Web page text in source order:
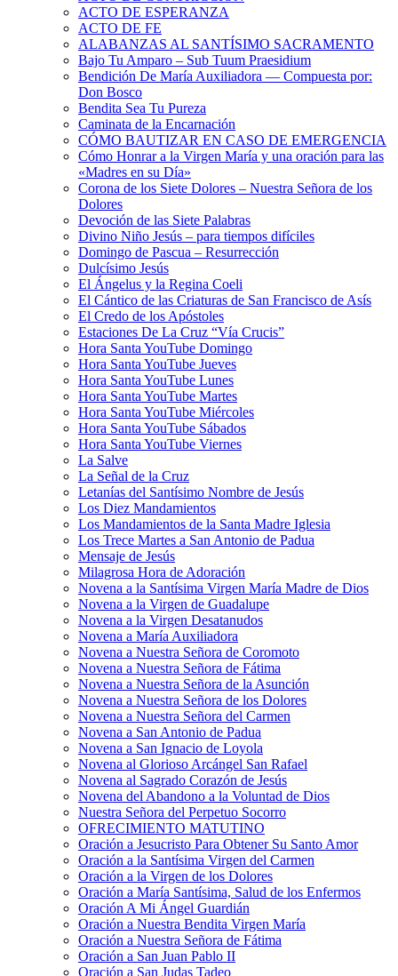
ACTO DE ESPERANZA
ACTO DE FE
ALABANZAS AL SANTÍSIMO SACRAMENTO
Bajo Tu Amparo – Sub Tuum Praesidium
Bendición De María Auxiliadora — Compuesta por:
Don Bosco
Bendita Sea Tu Pureza
Caminata de la Encarnación
CÓMO BAUTIZAR EN CASO DE EMERGENCIA
Cómo Honrar a la Virgen María y una oración para las
«Madres en su Día»
Corona de los Siete Dolores – Nuestra Señora de los
Dolores
Devoción de las Siete Palabras
Divino Niño Jesús – para tiempos difíciles
Domingo de Pascua – Resurrección
Dulcísimo Jesús
El Ángelus y la Regina Coeli
El Cántico de las Criaturas de San Francisco de Asís
El Credo de los Apóstoles
Estaciones De La Cruz “Vía Crucis”
Hora Santa YouTube Domingo
Hora Santa YouTube Jueves
Hora Santa YouTube Lunes
Hora Santa YouTube Martes
Hora Santa YouTube Miércoles
Hora Santa YouTube Sábados
Hora Santa YouTube Viernes
La Salve
La Señal de la Cruz
Letanías del Santísimo Nombre de Jesús
Los Diez Mandamientos
Los Mandamientos de la Santa Madre Iglesia
Los Trece Martes a San Antonio de Padua
Mensaje de Jesús
Milagrosa Hora de Adoración
Novena a la Santísima Virgen María Madre de Dios
Novena a la Virgen de Guadalupe
Novena a la Virgen Desatanudos
Novena a María Auxiliadora
Novena a Nuestra Señora de Coromoto
Novena a Nuestra Señora de Fátima
Novena a Nuestra Señora de la Asunción
Novena a Nuestra Señora de los Dolores
Novena a Nuestra Señora del Carmen
Novena a San Antonio de Padua
Novena a San Ignacio de Loyola
Novena al Glorioso Arcángel San Rafael
Novena al Sagrado Corazón de Jesús
Novena del Abandono a la Voluntad de Dios
Nuestra Señora del Perpetuo Socorro
OFRECIMIENTO MATUTINO
Oración a Jesucristo Para Obtener Su Santo Amor
Oración a la Santísima Virgen del Carmen
Oración a la Virgen de los Dolores
Oración a María Santísima, Salud de los Enfermos
Oración A Mi Ángel Guardián
Oración a Nuestra Bendita Virgen María
Oración a Nuestra Señora de Fátima
Oración a San Juan Pablo II
Oración a San Judas Tadeo